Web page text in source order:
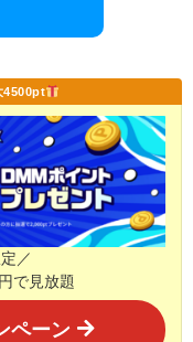
4500pt
／
で見放題
ペーン